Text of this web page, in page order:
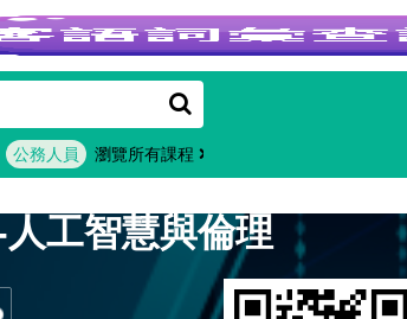
公務人員 瀏覽所有課程
工智慧與倫理